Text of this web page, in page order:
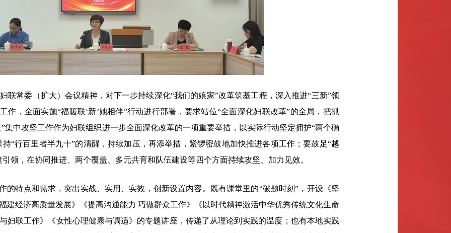
委（扩大）会议精神，对下一步持续深化“我们的娘家”改革筑基工程，深入推进“三新”领
作，全面实施“福暖联‘新’她相伴”行动进行部署，要求站位“全面深化妇联改革”的全局，把抓
集中攻坚工作作为妇联组织进一步全面深化改革的一项重要举措，以实际行动坚定拥护“两个确
“行百里者半九十”的清醒，持续加压，再添举措，紧锣密鼓地加快推进各项工作；要鼓足“越
领，在协同推进、两个覆盖、多元共育和队伍建设等四个方面持续攻坚、加力见效。
点和需求，突出实战、实用、实效，创新设置内容。既有课堂里的“破题时刻”，开设《坚
建经济高质量发展》《提高沟通能力 巧做群众工作》《以时代精神激活中华优秀传统文化生命
妇联工作》《女性心理健康与调适》的专题讲座，传递了从理论到实践的温度；也有本地实践